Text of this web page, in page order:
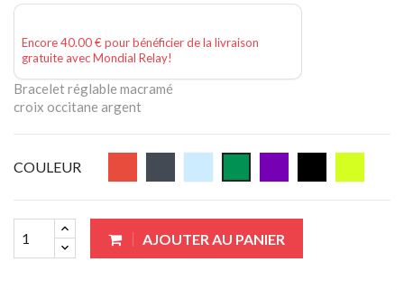
Encore 40.00 € pour bénéficier de la livraison
gratuite avec Mondial Relay!
Bracelet réglable macramé
croix occitane argent
COULEUR
AJOUTER AU PANIER